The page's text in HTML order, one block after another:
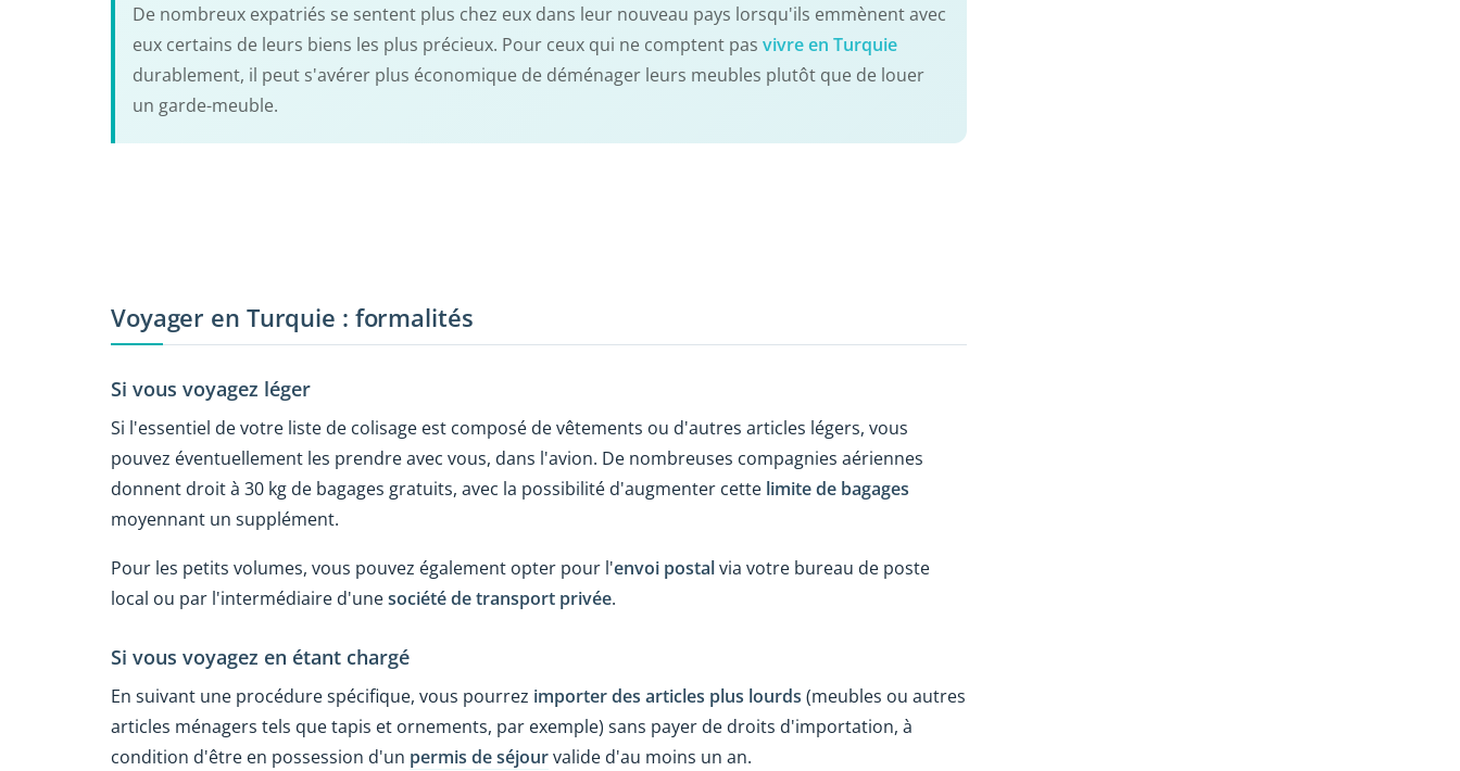
De nombreux expatriés se sentent plus chez eux dans leur nouveau pays lorsqu'ils emmènent avec
eux certains de leurs biens les plus précieux. Pour ceux qui ne comptent pas vivre en Turquie
durablement, il peut s'avérer plus économique de déménager leurs meubles plutôt que de louer
un garde-meuble.
Voyager en Turquie : formalités
Si vous voyagez léger
Si l'essentiel de votre liste de colisage est composé de vêtements ou d'autres articles légers, vous
pouvez éventuellement les prendre avec vous, dans l'avion. De nombreuses compagnies aériennes
donnent droit à 30 kg de bagages gratuits, avec la possibilité d'augmenter cette limite de bagages
moyennant un supplément.
Pour les petits volumes, vous pouvez également opter pour l'envoi postalvia votre bureau de poste
local ou par l'intermédiaire d'unesociété de transport privée.
Si vous voyagez en étant chargé
En suivant une procédure spécifique, vous pourrez importer des articles plus lourds (meubles ou autres
articles ménagers tels que tapis et ornements, par exemple) sans payer de droits d'importation, à
condition d'être en possession d'un permis de séjourvalide d'au moins un an.